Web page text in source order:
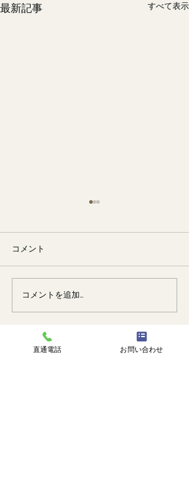
最新記事 すべて表示
コメント
コメントを追加…
直通電話 お問い合わせ